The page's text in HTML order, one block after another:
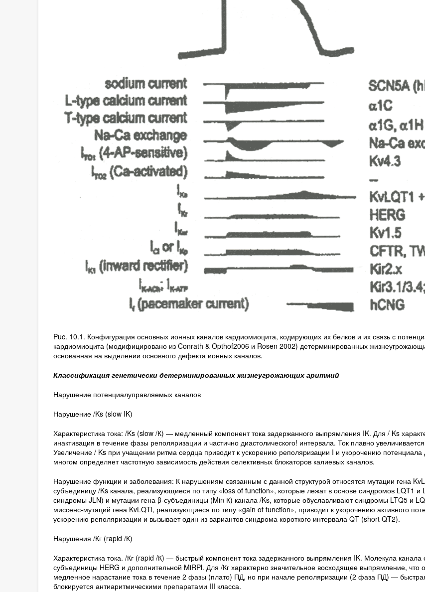
Puc. 10.1. Конфигурация основных ионных каналов кардиомиоцита, кодирующих их белков и их связь с
кардиомиоцита (модифицировано из Conrath & Opthof2006 и Rosen 2002) детерминированных
основанная на выделении основного дефекта ионных каналов.
Классификация генетически детерминированных жизнеугрожающих аритмий
Нарушение потенциалуправляемых каналов
Нарушение /Ks (slow IK)
Характеристика тока: /Ks (slow /К) — медленный компонент тока задержанного выпрямления IK. Для / Ks
инактивация в течение фазы реполяризации и частично диастолического! интервала. Ток плавно
Увеличение / Ks при учащении ритма сердца приводит к ускорению реполяризации I и укорочению потенциала
многом определяет частотную зависимость действия селективных блокаторов калиевых каналов.
Нарушение функции и заболевания: К нарушениям связанным с данной структурой относятся мутации гена
субъединицу /Ks канала, реализующиеся по типу «loss of function», которые лежат в основе синдромов LQT1
синдромы JLN) и мутации гена β-субъединицы (Min К) канала /Ks, которые обуславливают синдромы LTQ5 и
миссенс-мутаций гена KvLQTl, реализующиеся по типу «gain of function», приводит к укорочению активного
ускорению реполяризации и вызывает один из вариантов синдрома короткого интервала QT (short QT2).
Нарушения /Кг (rapid /К)
Характеристика тока. /Кг (rapid /К) — быстрый компонент тока задержанного выпрямления IK. Молекула канала
субъединицы HERG и дополнительной MiRPl. Для /Кг характерно значительное восходящее выпрямление, что
медленное нарастание тока в течение 2 фазы (плато) ПД, но при начале реполяризации (2 фаза ПД) —
блокируется антиаритмическими препаратами III класса.